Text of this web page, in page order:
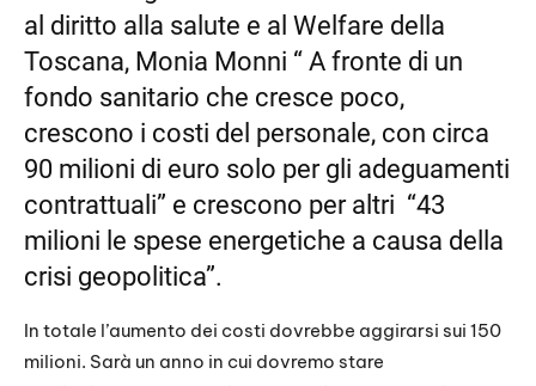
al diritto alla salute e al Welfare della
Toscana, Monia Monni “ A fronte di un
fondo sanitario che cresce poco,
crescono i costi del personale, con circa
90 milioni di euro solo per gli adeguamenti
contrattuali” e crescono per altri “43
milioni le spese energetiche a causa della
crisi geopolitica”.
In totale l’aumento dei costi dovrebbe aggirarsi sui 150
milioni. Sarà un anno in cui dovremo stare